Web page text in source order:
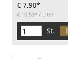
€ 7,90*
€ 10,53* / Liter
St.